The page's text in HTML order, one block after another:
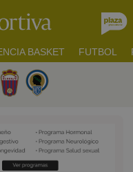
BASKET FUTBOL